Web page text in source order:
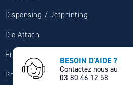
Dispensing / Jetprinting
Die Attach
Fils de soudure étain
Préformes
BESOIN D'AIDE ?
Contactez nous au
03 80 46 12 58